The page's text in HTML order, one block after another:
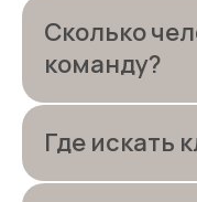
Сколько
команду?
Где искать